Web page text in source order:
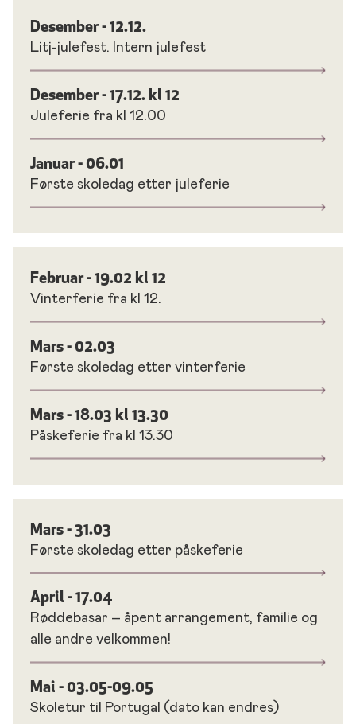
Desember - 12.12.
Litj-julefest. Intern julefest
Desember - 17.12. kl 12
Juleferie fra kl 12.00
Januar - 06.01
Første skoledag etter juleferie
Februar - 19.02 kl 12
Vinterferie fra kl 12.
Mars - 02.03
Første skoledag etter vinterferie
Mars - 18.03 kl 13.30
Påskeferie fra kl 13.30
Mars - 31.03
Første skoledag etter påskeferie
April - 17.04
Røddebasar – åpent arrangement, familie og
alle andre velkommen!
Mai - 03.05-09.05
Skoletur til Portugal (dato kan endres)